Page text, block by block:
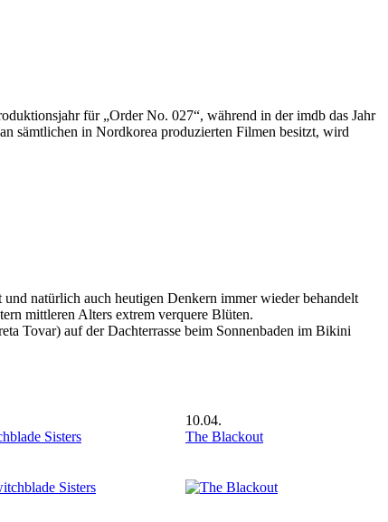
für „Order No. 027“, während in der imdb das Jahr
sämtlichen in Nordkorea produzierten Filmen besitzt, wird
natürlich auch heutigen Denkern immer wieder behandelt
mittleren Alters extrem verquere Blüten.
Tovar) auf der Dachterrasse beim Sonnenbaden im Bikini
Sisters
10.04.
The Blackout